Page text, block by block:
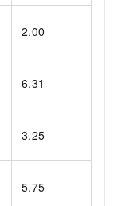
2.00
6.31
3.25
5.75